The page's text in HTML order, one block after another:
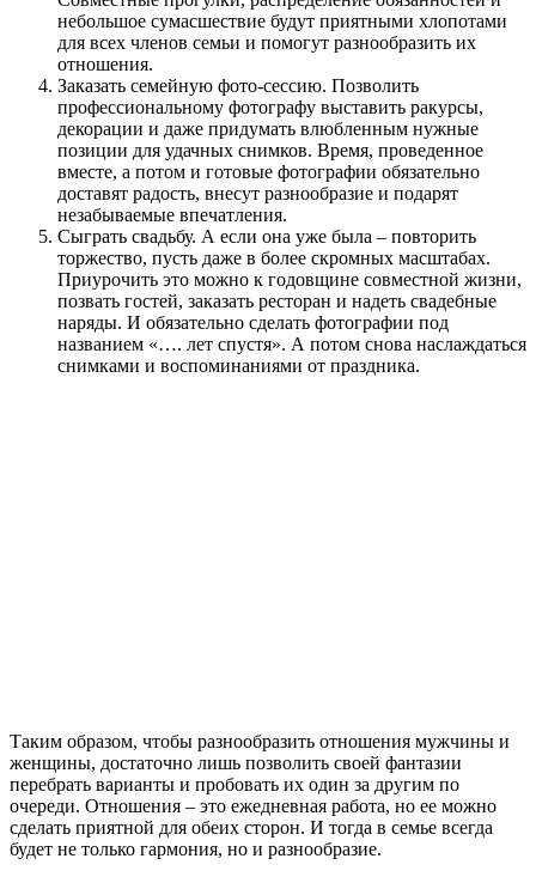
небольшое сумасшествие будут приятными хлопотами
для всех членов семьи и помогут разнообразить их
отношения.
Заказать семейную фото-сессию. Позволить
профессиональному фотографу выставить ракурсы,
декорации и даже придумать влюбленным нужные
позиции для удачных снимков. Время, проведенное
вместе, а потом и готовые фотографии обязательно
доставят радость, внесут разнообразие и подарят
незабываемые впечатления.
Сыграть свадьбу. А если она уже была – повторить
торжество, пусть даже в более скромных масштабах.
Приурочить это можно к годовщине совместной жизни,
позвать гостей, заказать ресторан и надеть свадебные
наряды. И обязательно сделать фотографии под
названием «…. лет спустя». А потом снова наслаждаться
снимками и воспоминаниями от праздника.
Таким образом, чтобы разнообразить отношения мужчины и
женщины, достаточно лишь позволить своей фантазии
перебрать варианты и пробовать их один за другим по
очереди. Отношения – это ежедневная работа, но ее можно
сделать приятной для обеих сторон. И тогда в семье всегда
будет не только гармония, но и разнообразие.